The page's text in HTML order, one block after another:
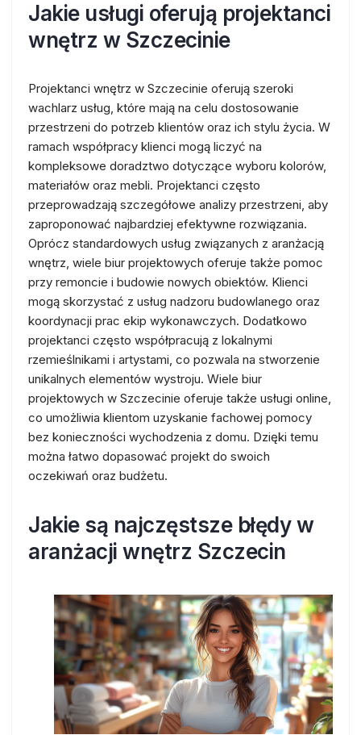
Jakie usługi oferują projektanci
wnętrz w Szczecinie
Projektanci wnętrz w Szczecinie oferują szeroki
wachlarz usług, które mają na celu dostosowanie
przestrzeni do potrzeb klientów oraz ich stylu życia. W
ramach współpracy klienci mogą liczyć na
kompleksowe doradztwo dotyczące wyboru kolorów,
materiałów oraz mebli. Projektanci często
przeprowadzają szczegółowe analizy przestrzeni, aby
zaproponować najbardziej efektywne rozwiązania.
Oprócz standardowych usług związanych z aranżacją
wnętrz, wiele biur projektowych oferuje także pomoc
przy remoncie i budowie nowych obiektów. Klienci
mogą skorzystać z usług nadzoru budowlanego oraz
koordynacji prac ekip wykonawczych. Dodatkowo
projektanci często współpracują z lokalnymi
rzemieślnikami i artystami, co pozwala na stworzenie
unikalnych elementów wystroju. Wiele biur
projektowych w Szczecinie oferuje także usługi online,
co umożliwia klientom uzyskanie fachowej pomocy
bez konieczności wychodzenia z domu. Dzięki temu
można łatwo dopasować projekt do swoich
oczekiwań oraz budżetu.
Jakie są najczęstsze błędy w
aranżacji wnętrz Szczecin